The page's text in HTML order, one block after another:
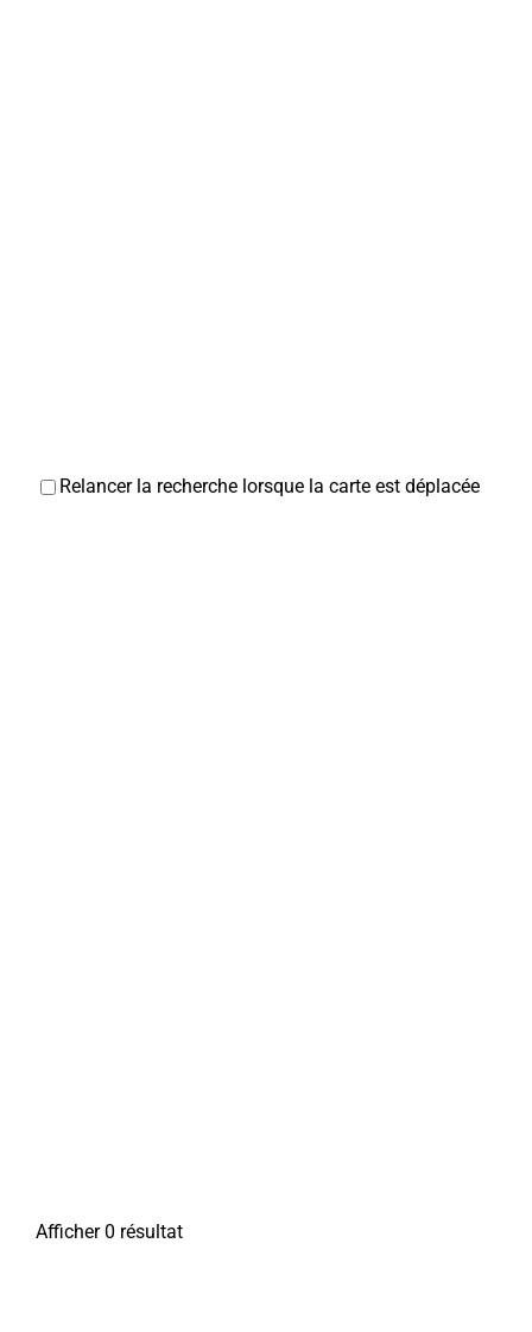
Relancer la recherche lorsque la carte est déplacée
Afficher 0 résultat